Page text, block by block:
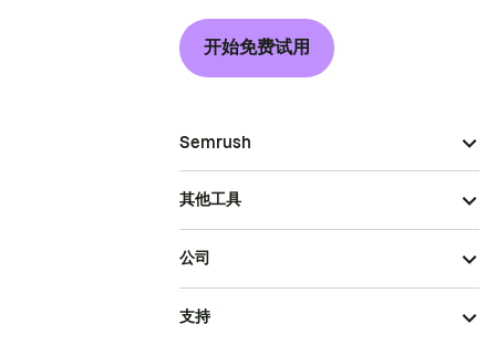
开始免费试用
Semrush
其他工具
公司
支持